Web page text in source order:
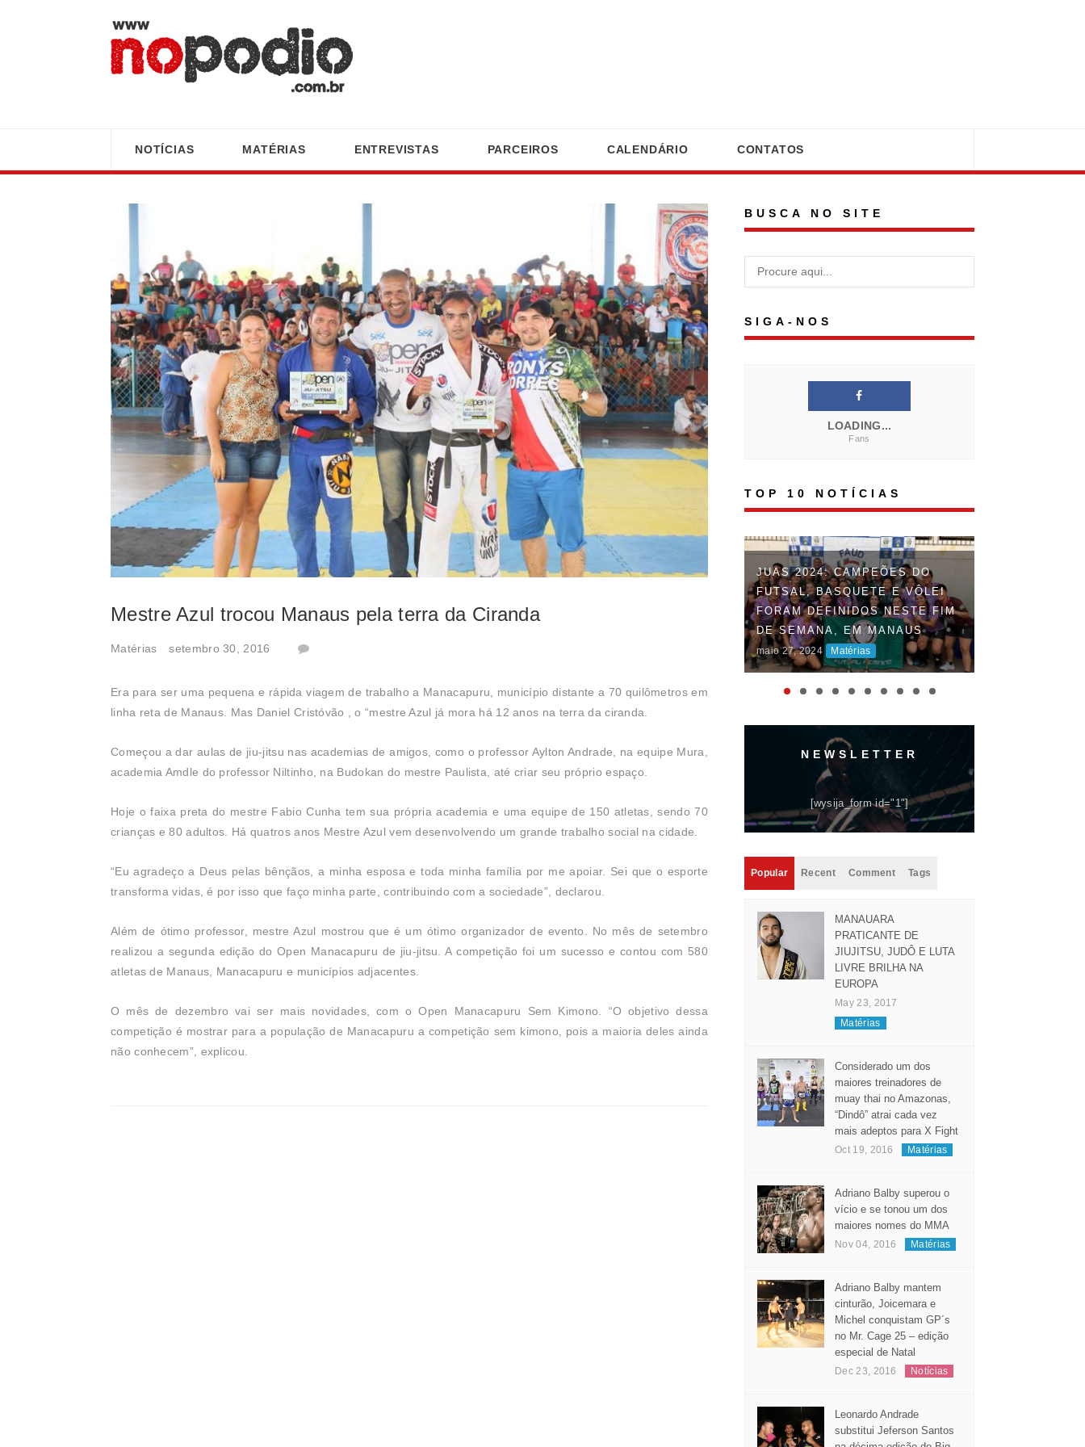
NOTÍCIAS MATÉRIAS ENTREVISTAS PARCEIROS CALENDÁRIO CONTATOS
Mestre Azul trocou Manaus pela terra da Ciranda
Matérias setembro 30, 2016
Era para ser uma pequena e rápida viagem de trabalho a Manacapuru, município distante a 70 quilômetros em
linha reta de Manaus. Mas Daniel Cristóvão , o “mestre Azul já mora há 12 anos na terra da ciranda.
Começou a dar aulas de jiu-jitsu nas academias de amigos, como o professor Aylton Andrade, na equipe Mura,
academia Amdle do professor Niltinho, na Budokan do mestre Paulista, até criar seu próprio espaço.
Hoje o faixa preta do mestre Fabio Cunha tem sua própria academia e uma equipe de 150 atletas, sendo 70
crianças e 80 adultos. Há quatros anos Mestre Azul vem desenvolvendo um grande trabalho social na cidade.
“Eu agradeço a Deus pelas bênçãos, a minha esposa e toda minha família por me apoiar. Sei que o esporte
transforma vidas, é por isso que faço minha parte, contribuindo com a sociedade”, declarou.
Além de ótimo professor, mestre Azul mostrou que é um ótimo organizador de evento. No mês de setembro
realizou a segunda edição do Open Manacapuru de jiu-jitsu. A competição foi um sucesso e contou com 580
atletas de Manaus, Manacapuru e municípios adjacentes.
O mês de dezembro vai ser mais novidades, com o Open Manacapuru Sem Kimono. “O objetivo dessa
competição é mostrar para a população de Manacapuru a competição sem kimono, pois a maioria deles ainda
não conhecem”, explicou.
BUSCA NO SITE
SIGA-NOS
LOADING...
Fans
TOP 10 NOTÍCIAS
JUAS 2024: CAMPEÕES DO
FUTSAL, BASQUETE E VÔLEI
FORAM DEFINIDOS NESTE FIM
DE SEMANA, EM MANAUS
maio 27, 2024 Matérias
NEWSLETTER
[wysija_form id="1"]
Popular Recent Comment Tags
MANAUARA
PRATICANTE DE
JIUJITSU, JUDÔ E LUTA
LIVRE BRILHA NA
EUROPA
May 23, 2017
Matérias
Considerado um dos
maiores treinadores de
muay thai no Amazonas,
“Dindô” atrai cada vez
mais adeptos para X Fight
Oct 19, 2016 Matérias
Adriano Balby superou o
vício e se tonou um dos
maiores nomes do MMA
Nov 04, 2016 Matérias
Adriano Balby mantem
cinturão, Joicemara e
Michel conquistam GP´s
no Mr. Cage 25 – edição
especial de Natal
Dec 23, 2016 Notícias
Leonardo Andrade
substitui Jeferson Santos